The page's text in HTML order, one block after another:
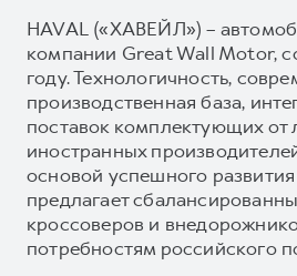
HAVAL («ХАВЕЙЛ») –
компании Great Wall Motor,
году. Технологичность,
производственная база,
поставок комплектующих от
иностранных
основой успешного
предлагает
кроссоверов и
потребностям российского